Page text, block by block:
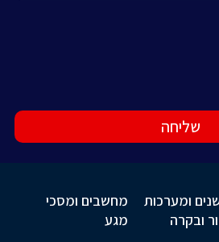
שליחה
ומערכות
ובקרה
מחשבים ומסכי
מגע